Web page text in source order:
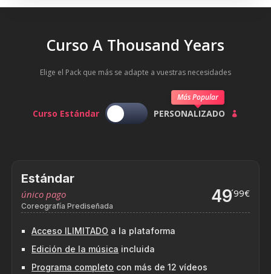
Curso A Thousand Years
Elige el Pack que más se adapte a vuestras necesidades
Curso Estándar
Más Popular

PERSONALIZADO
Estándar
único pago
Coreografía Prediseñada 49´99€
Acceso ILIMITADO a la plataforma
Edición de la música incluida
Programa completo con más de 12 vídeos